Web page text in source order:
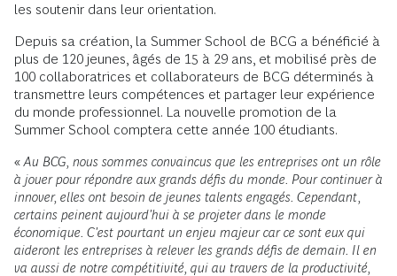
les soutenir dans leur orientation.
Depuis sa création, la Summer School de BCG a bénéficié à
plus de 120 jeunes, âgés de 15 à 29 ans, et mobilisé près de
100 collaboratrices et collaborateurs de BCG déterminés à
transmettre leurs compétences et partager leur expérience
du monde professionnel. La nouvelle promotion de la
Summer School comptera cette année 100 étudiants.
«Au BCG, nous sommes convaincus que les entreprises ont un rôle
à jouer pour répondre aux grands défis du monde. Pour continuer à
innover, elles ont besoin de jeunes talents engagés. Cependant,
certains peinent aujourd'hui à se projeter dans le monde
économique. C'est pourtant un enjeu majeur car ce sont eux qui
aideront les entreprises à relever les grands défis de demain. Il en
va aussi de notre compétitivité, qui au travers de la productivité,